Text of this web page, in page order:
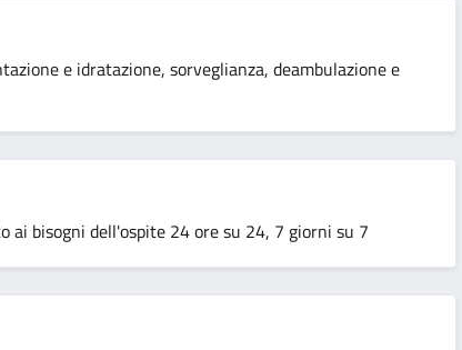
e idratazione, sorveglianza, deambulazione e
bisogni dell'ospite 24 ore su 24, 7 giorni su 7